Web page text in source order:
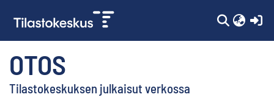
OTOS
Tilastokeskuksen julkaisut verkossa